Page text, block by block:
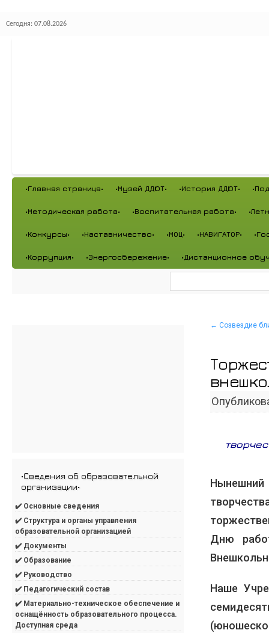
Сегодня: 07.08.2026
•Главная страница• •Музей ДДЮТ• •История ДДЮТ•
•Методическая работа• •Воспитательная работа•
•Конкурсы• •Наставничество• •МОЦ• •НАВИГАТОР•
•Коррупция• •Энергосбережение• •Дистанционное
← Созвездие
Дню
Наше
•Сведения об образовательной
организации•
✔️ Основные сведения
✔️ Структура и органы управления
образовательной организацией
✔️ Документы
✔️ Образование
✔️ Руководство
✔️ Педагогический состав
✔️ Материально-техническое обеспечение и
оснащённость образовательного процесса.
Доступная среда